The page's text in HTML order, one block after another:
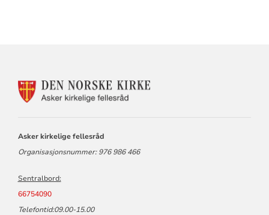
KONTAKTINFORMASJON
Asker kirkelige fellesråd
Organisasjonsnummer: 976 986 466
Sentralbord:
66754090
Telefontid:09.00-15.00